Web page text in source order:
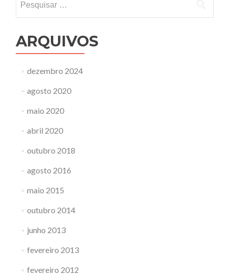
por:
ARQUIVOS
dezembro 2024
agosto 2020
maio 2020
abril 2020
outubro 2018
agosto 2016
maio 2015
outubro 2014
junho 2013
fevereiro 2013
fevereiro 2012